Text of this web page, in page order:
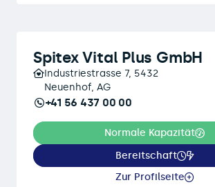
Spitex Vital Plus GmbH
Industriestrasse 7, 5432
Neuenhof, AG
+41 56 437 00 00
Normale Kapazität
Bereitschaft
Zur Profilseite